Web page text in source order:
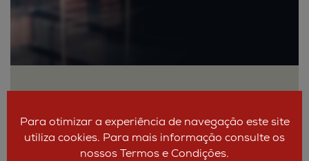
Para otimizar a experiência de navegação este site
utiliza cookies. Para mais informação consulte os
nossos Termos e Condições.